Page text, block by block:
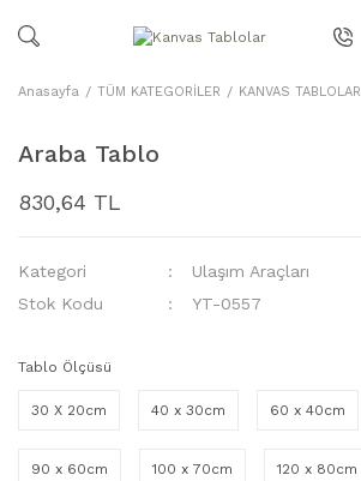
Anasayfa TÜM KATEGORİLER KANVAS TABLOLAR
Araba Tablo
830,64 TL
Kategori
Ulaşım Araçları
Stok Kodu
YT-0557
Tablo Ölçüsü
30 X 20cm 40 x 30cm 60 x 40cm
90 x 60cm 100 x 70cm 120 x 80cm